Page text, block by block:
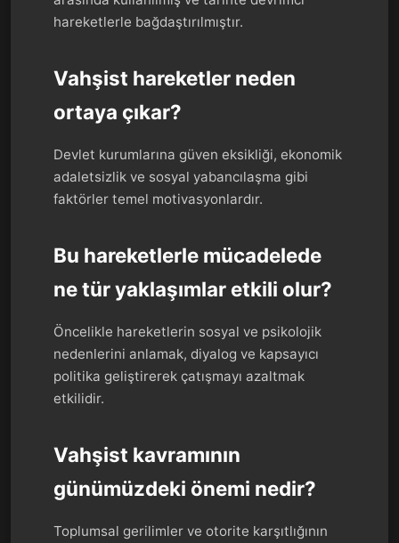
hareketlerle bağdaştırılmıştır.
Vahşist hareketler neden
ortaya çıkar?
Devlet kurumlarına güven eksikliği, ekonomik
adaletsizlik ve sosyal yabancılaşma gibi
faktörler temel motivasyonlardır.
Bu hareketlerle mücadelede
ne tür yaklaşımlar etkili olur?
Öncelikle hareketlerin sosyal ve psikolojik
nedenlerini anlamak, diyalog ve kapsayıcı
politika geliştirerek çatışmayı azaltmak
etkilidir.
Vahşist kavramının
günümüzdeki önemi nedir?
Toplumsal gerilimler ve otorite karşıtlığının